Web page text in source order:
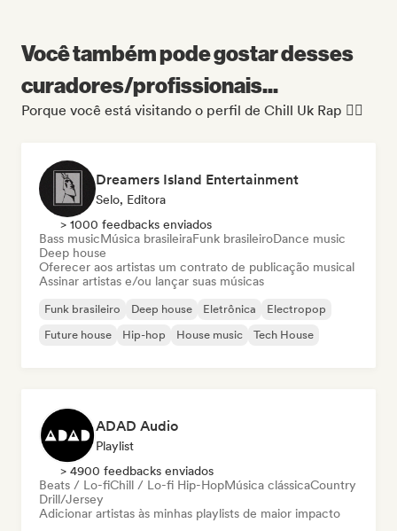
Você também pode gostar desses
curadores/profissionais...
Porque você está visitando o perfil de Chill Uk Rap 😶‍🌫️
Dreamers Island Entertainment
Selo, Editora
> 1000 feedbacks enviados
Bass musicMúsica brasileiraFunk brasileiroDance music
Deep house
Oferecer aos artistas um contrato de publicação musical
Assinar artistas e/ou lançar suas músicas
Funk brasileiro Deep house Eletrônica
Electropop
Future house
Hip-hop House music Tech House
ADAD Audio
Playlist
> 4900 feedbacks enviados
Beats / Lo-fiChill / Lo-fi Hip-HopMúsica clássicaCountry
Drill/Jersey
Adicionar artistas às minhas playlists de maior impacto